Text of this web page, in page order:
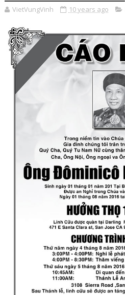
VietVungVinh 10 years ago